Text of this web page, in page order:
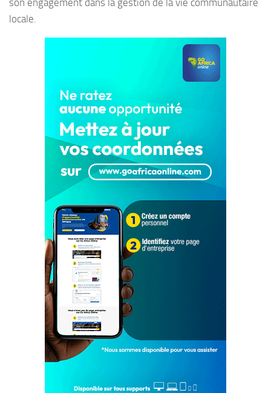
locale.